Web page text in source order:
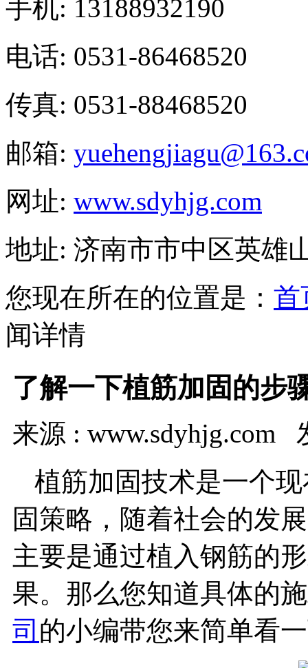
手机: 13188932190
电话: 0531-86468520
传真: 0531-88468520
邮箱:
网址: www.sdyhjg.com
地址: 济南市市中区英雄
您现在所在的位置是： 首
闻详情
了解一下植筋加固的步
来源 : www.sdyhjg.com
植筋加固技术是一个
固策略，随着社会的发
主要是通过植入钢筋的
果。那么您知道具体的
司 的小编带您来简单看